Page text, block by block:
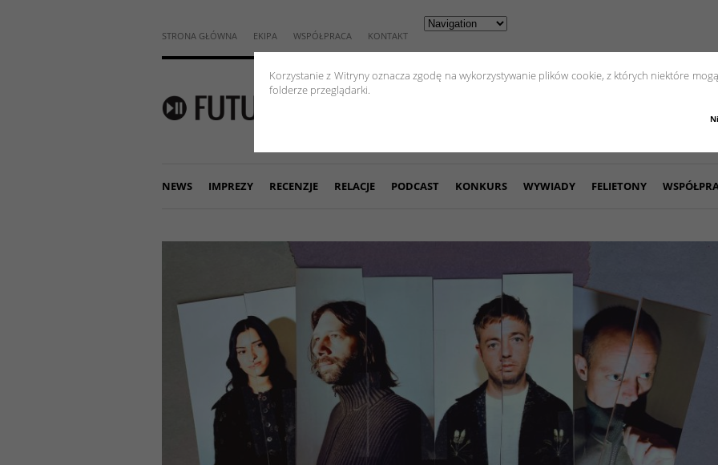
Korzystanie z Witryny oznacza zgodę na wykorzystywanie plików cookie, z których niektóre
folderze przeglądarki.
STRONA GŁÓWNA EKIPA WSPÓŁPRACA KONTAKT
NEWS IMPREZY RECENZJE RELACJE PODCAST KONKURS WYWIADY FELIETONY